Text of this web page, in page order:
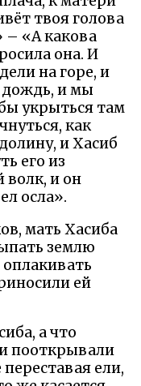
твоя голова
– «А какова
она. И
на горе, и
дождь, и мы
укрыться там
как
и Хасиб
его из
и он
осла».
мать Хасиба
землю
оплакивать
ей
а что
пооткрывали
ели,